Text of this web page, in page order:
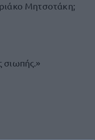
Μητσοτάκη;
σιωπής.»